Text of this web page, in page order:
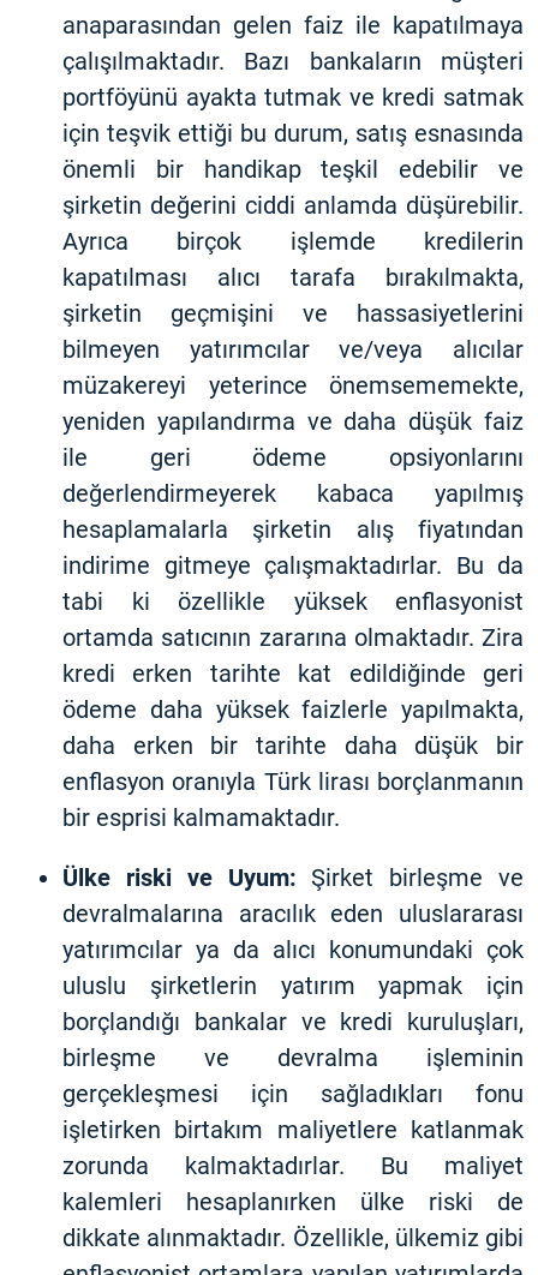
anaparasından gelen faiz ile kapatılmaya
çalışılmaktadır. Bazı bankaların müşteri
portföyünü ayakta tutmak ve kredi satmak
için teşvik ettiği bu durum, satış esnasında
önemli bir handikap teşkil edebilir ve
şirketin değerini ciddi anlamda düşürebilir.
Ayrıca birçok işlemde kredilerin
kapatılması alıcı tarafa bırakılmakta,
şirketin geçmişini ve hassasiyetlerini
bilmeyen yatırımcılar ve/veya alıcılar
müzakereyi yeterince önemsememekte,
yeniden yapılandırma ve daha düşük faiz
ile geri ödeme opsiyonlarını
değerlendirmeyerek kabaca yapılmış
hesaplamalarla şirketin alış fiyatından
indirime gitmeye çalışmaktadırlar. Bu da
tabi ki özellikle yüksek enflasyonist
ortamda satıcının zararına olmaktadır. Zira
kredi erken tarihte kat edildiğinde geri
ödeme daha yüksek faizlerle yapılmakta,
daha erken bir tarihte daha düşük bir
enflasyon oranıyla Türk lirası borçlanmanın
bir esprisi kalmamaktadır.
Ülke riski ve Uyum: Şirket birleşme ve
devralmalarına aracılık eden uluslararası
yatırımcılar ya da alıcı konumundaki çok
uluslu şirketlerin yatırım yapmak için
borçlandığı bankalar ve kredi kuruluşları,
birleşme ve devralma işleminin
gerçekleşmesi için sağladıkları fonu
işletirken birtakım maliyetlere katlanmak
zorunda kalmaktadırlar. Bu maliyet
kalemleri hesaplanırken ülke riski de
dikkate alınmaktadır. Özellikle, ülkemiz gibi